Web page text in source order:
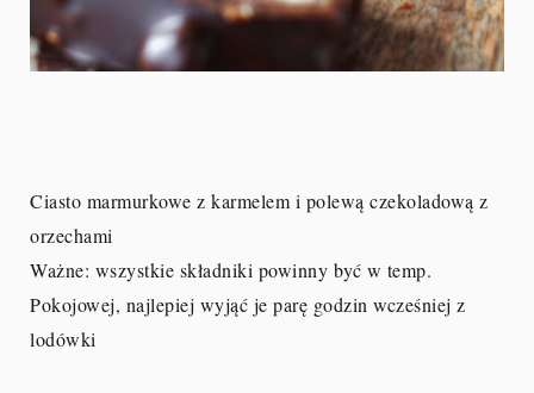
Ciasto marmurkowe z karmelem i polewą czekoladową z
orzechami
Ważne: wszystkie składniki powinny być w temp.
Pokojowej, najlepiej wyjąć je parę godzin wcześniej z
lodówki